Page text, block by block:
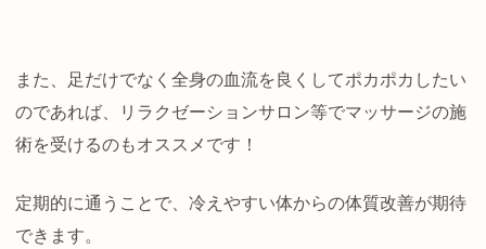
また、足だけでなく全身の血流を良くしてポカポカしたい
のであれば、リラクゼーションサロン等でマッサージの施
術を受けるのもオススメです！
定期的に通うことで、冷えやすい体からの体質改善が期待
できます。